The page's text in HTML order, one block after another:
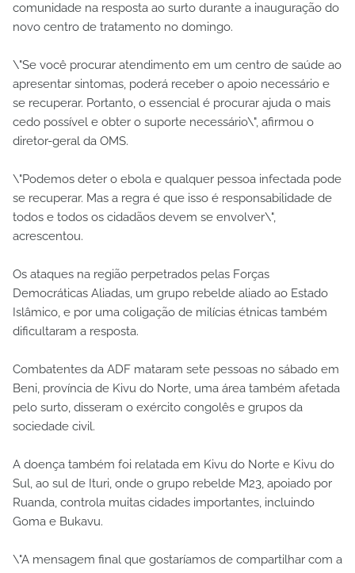
comunidade na resposta ao surto durante a inauguração do
novo centro de tratamento no domingo.
\"Se você procurar atendimento em um centro de saúde ao
apresentar sintomas, poderá receber o apoio necessário e
se recuperar. Portanto, o essencial é procurar ajuda o mais
cedo possível e obter o suporte necessário\", afirmou o
diretor-geral da OMS.
\"Podemos deter o ebola e qualquer pessoa infectada pode
se recuperar. Mas a regra é que isso é responsabilidade de
todos e todos os cidadãos devem se envolver\",
acrescentou.
Os ataques na região perpetrados pelas Forças
Democráticas Aliadas, um grupo rebelde aliado ao Estado
Islâmico, e por uma coligação de milícias étnicas também
dificultaram a resposta.
Combatentes da ADF mataram sete pessoas no sábado em
Beni, província de Kivu do Norte, uma área também afetada
pelo surto, disseram o exército congolês e grupos da
sociedade civil.
A doença também foi relatada em Kivu do Norte e Kivu do
Sul, ao sul de Ituri, onde o grupo rebelde M23, apoiado por
Ruanda, controla muitas cidades importantes, incluindo
Goma e Bukavu.
\"A mensagem final que gostaríamos de compartilhar com a